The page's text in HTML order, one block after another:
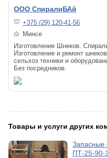
ООО СпиралиБАй
+375 (29) 120-41-56
Минсе
Изготовление Шнеков.
Изготовление и ремонт
сельхоз техники и
Без посредников.
Товары и услуги других
Запасные
ПТ-25-90-